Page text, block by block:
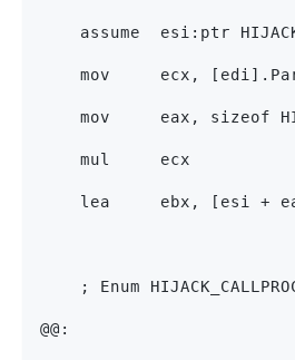
assume  esi:ptr
mov     ecx,
mov     eax, sizeof
    mul     ecx
lea     ebx, [esi +
; Enum
@@: